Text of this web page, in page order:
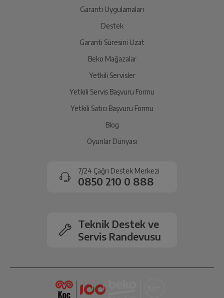
Garanti Uygulamaları
Destek
Garanti Süresini Uzat
Beko Mağazalar
Yetkili Servisler
Yetkili Servis Başvuru Formu
Yetkili Satıcı Başvuru Formu
Blog
Oyunlar Dünyası
7/24 Çağrı Destek Merkezi
0850 210 0 888
Teknik Destek ve
Servis Randevusu